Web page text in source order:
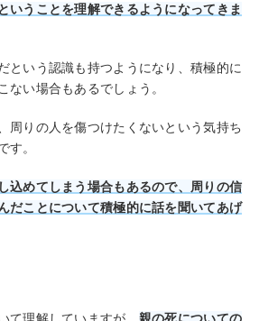
いうことを理解できるようになってきま
という認識も持つようになり、積極的に
ない場合もあるでしょう。
周りの人を傷つけたくないという気持ち
す。
込めてしまう場合もあるので、周りの信
だことについて積極的に話を聞いてあげ
て理解していますが、 親の死についての